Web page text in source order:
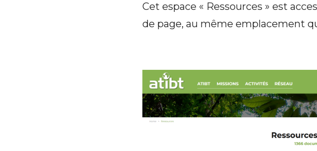
Cet espace « Ressources » est
de page, au même emplacement